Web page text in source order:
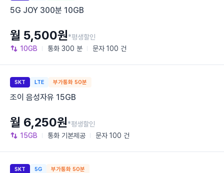
5G JOY 300분 10GB
10GB 통화 300 분 문자 100 건
월 5,500원*평생할인
SKT LTE 부가통화 50분
조이 음성자유 15GB
15GB 통화 기본제공 문자 100 건
월 6,250원*평생할인
SKT 5G 부가통화 50분